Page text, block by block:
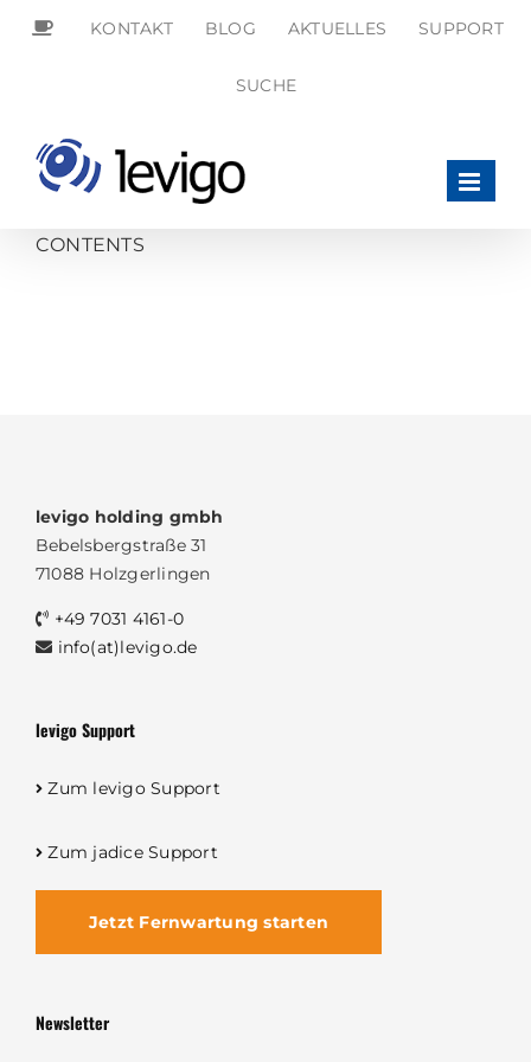
Zum
KONTAKT BLOG AKTUELLES SUPPORT
SUCHE
SEARCH
FOR:
CONTENTS
levigo holding gmbh
Bebelsbergstraße 31
71088 Holzgerlingen
+49 7031 4161-0
info(at)levigo.de
levigo Support
Zum levigo Support
Zum jadice Support
Jetzt Fernwartung starten
Newsletter